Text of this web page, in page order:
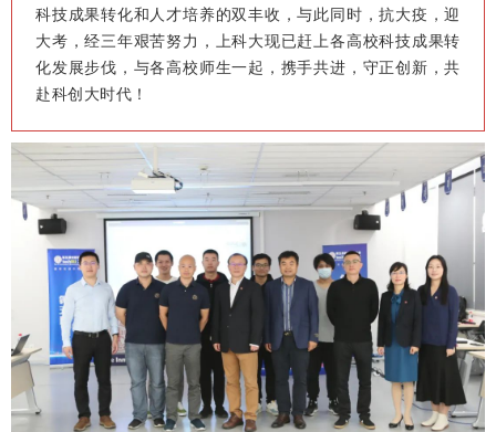
科技成果转化和人才培养的双丰收，与此同时，抗大疫，迎
大考，经三年艰苦努力，上科大现已赶上各高校科技成果转
化发展步伐，与各高校师生一起，携手共进，守正创新，共
赴科创大时代！